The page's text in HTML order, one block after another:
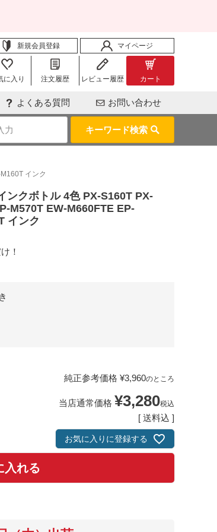
新規会員登録 マイページ
に入り 注文履歴 レビュー履歴 カート
よくある質問 お問い合わせ
キーワード検索
インク
ンクボトル 4色 PX-S160T PX-
M570T EW-M660FTE EP-
インク
！
純正参考価格 ¥3,960のところ
当店通常価格 ¥3,280税込
送料込
お気に入りに登録する
入れる